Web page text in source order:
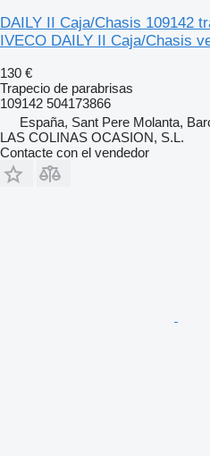
DAILY II Caja/Chasis 109142
IVECO DAILY II Caja/Chasis
130 €
Trapecio de parabrisas
109142 504173866
España, Sant Pere Molanta,
LAS COLINAS OCASION, S.L.
Contacte con el vendedor